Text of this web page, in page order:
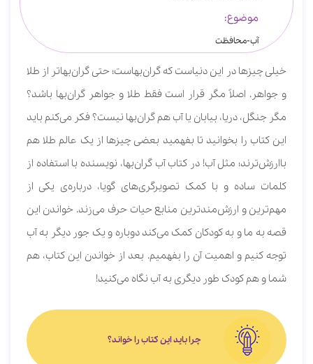
موضوع:
آب-محافظت
خیلی چیزها در این دنیاست که گران‌بهاست؛ حتی گران‌بهاتر از طلا
و جواهر. اصلاً مگر قرار است فقط طلا و جواهر گران‌بها باشد؟
مگر جنگل، دریا، بیابان یا آب هم گران‌بها نیست؟ فکر می‌کنم باید
این کتاب را بخوانید تا بفهمید بعضی چیزها از یک عالم طلا هم
باارزش‌ترند؛ مثل آب! در کتاب آب گران‌بها، نویسنده با استفاده از
کلمات ساده و با کمک تصویرگری‌های گویا، درباره‌ی یکی از
مهم‌ترین و ارزش‌مند‌ترین منابع حیات حرف می‌زند. خواندن این
قصه به ما و به کودکان کمک می‌کند دوباره و یک جور دیگر به آب
توجه کنیم و اهمیت آن را بفهمیم. بعد از خواندن این کتاب، هم
شما و هم کودک طور دیگری به آب نگاه می‌کنید!
چرا باید این کتاب را خواند؟